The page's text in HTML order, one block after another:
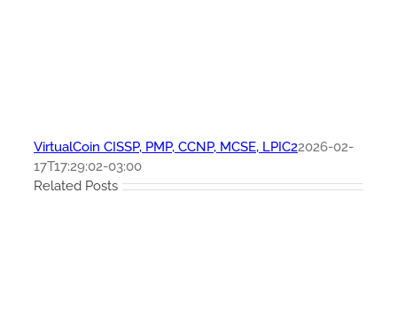
VirtualCoin CISSP, PMP, CCNP, MCSE, LPIC22026-02-
17T17:29:02-03:00
Related Posts